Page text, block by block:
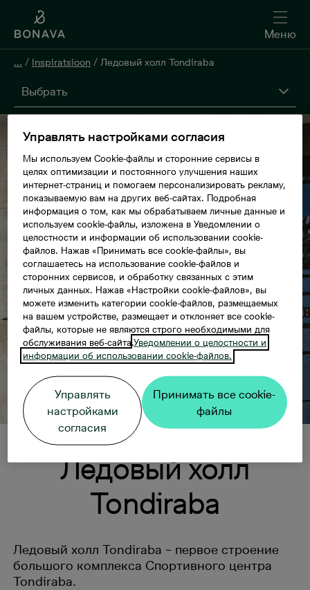
Меню
... / Inspiratsioon / Ледовый холл Tondiraba
Выбрать
Ледовый холл
Tondiraba
Ледовый холл Tondiraba – первое строение
большого комплекса Спортивного центра
Tondiraba.
Управлять настройками согласия
Мы используем Cookie-файлы и сторонние сервисы в
целях оптимизации и постоянного улучшения наших
интернет-страниц и помогаем персонализировать рекламу,
показываемую вам на других веб-сайтах. Подробная
информация о том, как мы обрабатываем личные данные и
используем cookie-файлы, изложена в Уведомлении о
целостности и информации об использовании cookie-
файлов. Нажав «Принимать все cookie-файлы», вы
соглашаетесь на использование cookie-файлов и
сторонних сервисов, и обработку связанных с этим
личных данных. Нажав «Настройки cookie-файлов», вы
можете изменить категории cookie-файлов, размещаемых
на вашем устройстве, размещает и отклоняет все cookie-
файлы, которые не являются строго необходимыми для
обслуживания веб-сайта.Уведомлении о целостности и
информации об использовании cookie-файлов.
Управлять
настройками
согласия
Принимать все cookie-
файлы